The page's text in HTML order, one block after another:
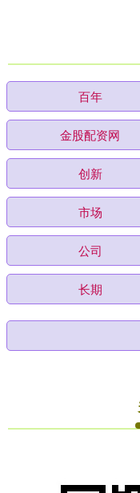
百年
金股配资网
创新
市场
公司
长期